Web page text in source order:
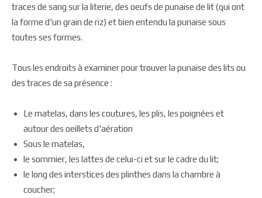
traces de sang sur la literie, des oeufs de punaise de lit (qui ont
la forme d'un grain de riz) et bien entendu la punaise sous
toutes ses formes.
Tous les endroits à examiner pour trouver la punaise des lits ou
des traces de sa présence :
Le matelas, dans les coutures, les plis, les poignées et
autour des oeillets d'aération
Sous le matelas,
le sommier, les lattes de celui-ci et sur le cadre du lit;
le long des interstices des plinthes dans la chambre à
coucher;